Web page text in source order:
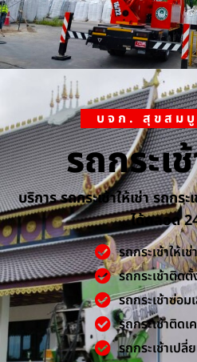
บจก. สุขสม
รถกระเ
บริการ รถกระเช้าให้เช่า รถกร
ได้ตลอด
รถกระเช้าให้เช่า
รถกระเช้าติด
รถกระเช้าซ่อม
รถกระเช้าติดเ
รถกระเช้าเป